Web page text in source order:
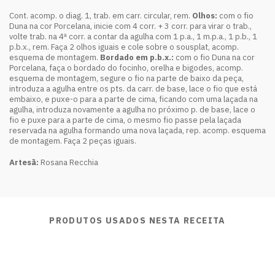
Cont. acomp. o diag. 1, trab. em carr. circular, rem. Olhos: com o fio
Duna na cor Porcelana, inicie com 4 corr. + 3 corr. para virar o trab.,
volte trab. na 4ª corr. a contar da agulha com 1 p.a., 1 m.p.a., 1 p.b., 1
p.b.x., rem. Faça 2 olhos iguais e cole sobre o sousplat, acomp.
esquema de montagem. Bordado em p.b.x.: com o fio Duna na cor
Porcelana, faça o bordado do focinho, orelha e bigodes, acomp.
esquema de montagem, segure o fio na parte de baixo da peça,
introduza a agulha entre os pts. da carr. de base, lace o fio que está
embaixo, e puxe-o para a parte de cima, ficando com uma laçada na
agulha, introduza novamente a agulha no próximo p. de base, lace o
fio e puxe para a parte de cima, o mesmo fio passe pela laçada
reservada na agulha formando uma nova laçada, rep. acomp. esquema
de montagem. Faça 2 peças iguais.
Artesã: Rosana Recchia
PRODUTOS USADOS NESTA RECEITA